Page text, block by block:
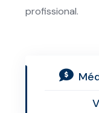
profissional.